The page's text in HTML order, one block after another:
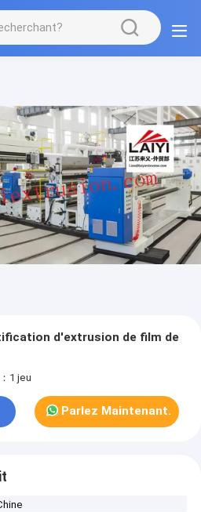
d'extrusion de film de
1 jeu
Parlez Maintenant.